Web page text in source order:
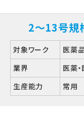
2～13号規
対象ワーク
医薬
業界
医薬
生産能力
常用